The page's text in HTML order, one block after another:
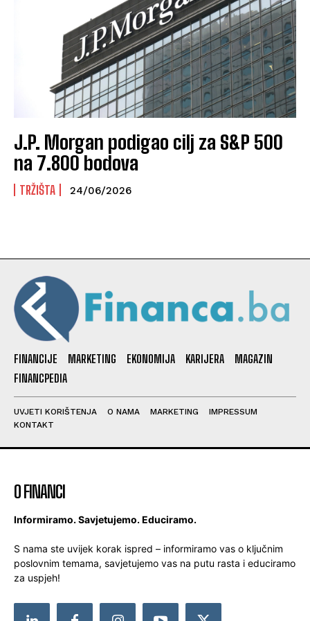
J.P. Morgan podigao cilj za S&P 500
na 7.800 bodova
TRŽIŠTA 24/06/2026
FINANCIJE MARKETING EKONOMIJA KARIJERA
MAGAZIN
FINANCPEDIA
UVJETI KORIŠTENJA O NAMA MARKETING
IMPRESSUM
KONTAKT
O FINANCI
Informiramo. Savjetujemo. Educiramo.
S nama ste uvijek korak ispred – informiramo vas o ključnim
poslovnim temama, savjetujemo vas na putu rasta i educiramo
za uspjeh!